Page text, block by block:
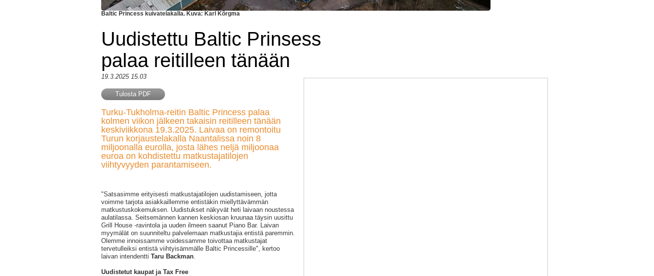
Baltic Princess kuivatelakalla. Kuva: Karl Kõrgma
Uudistettu Baltic Prinsess
palaa reitilleen tänään
19.3.2025 15.03
Tulosta PDF
Turku-Tukholma-reitin Baltic Princess palaa
kolmen viikon jälkeen takaisin reitilleen tänään
keskiviikkona 19.3.2025. Laivaa on remontoitu
Turun korjaustelakalla Naantalissa noin 8
miljoonalla eurolla, josta lähes neljä miljoonaa
euroa on kohdistettu matkustajatilojen
viihtyvyyden parantamiseen.
"Satsasimme erityisesti matkustajatilojen uudistamiseen, jotta
voimme tarjota asiakkaillemme entistäkin miellyttävämmän
matkustuskokemuksen. Uudistukset näkyvät heti laivaan noustessa
aulatilassa. Seitsemännen kannen keskiosan kruunaa täysin uusittu
Grill House -ravintola ja uuden ilmeen saanut Piano Bar. Laivan
myymälät on suunniteltu palvelemaan matkustajia entistä paremmin.
Olemme innoissamme voidessamme toivottaa matkustajat
tervetulleiksi entistä viihtyisämmälle Baltic Princessille", kertoo
laivan intendentti Taru Backman.
Uudistetut kaupat ja Tax Free